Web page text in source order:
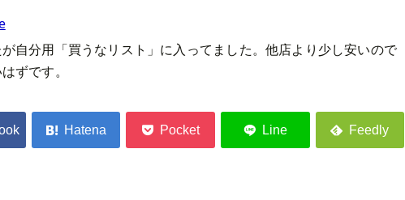
自分用「買うなリスト」に入ってました。他店より少し安いので
ずです。